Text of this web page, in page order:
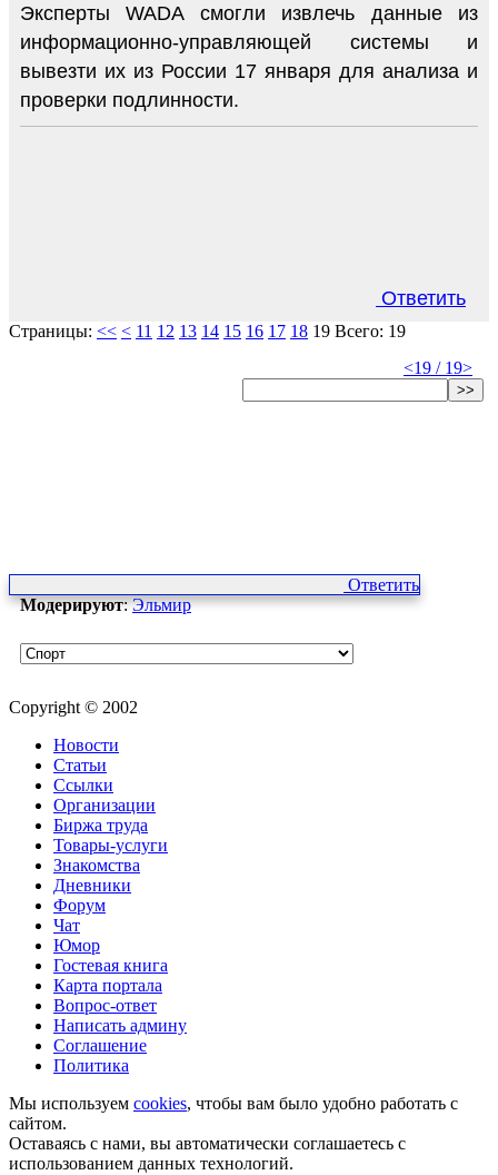
Эксперты WADA смогли извлечь данные из
информационно-управляющей системы и
вывезти их из России 17 января для анализа и
проверки подлинности.
Ответить
Страницы: << < 11 12 13 14 15 16 17 18 19 Всего: 19
<19 / 19>
>>
Ответить
Модерируют:Эльмир
Copyright © 2002
Новости
Статьи
Ссылки
Организации
Биржа труда
Товары-услуги
Знакомства
Дневники
Форум
Чат
Юмор
Гостевая книга
Карта портала
Вопрос-ответ
Написать админу
Соглашение
Политика
Мы используем cookies, чтобы вам было удобно работать с
сайтом.
Оставаясь с нами, вы автоматически соглашаетесь с
использованием данных технологий.